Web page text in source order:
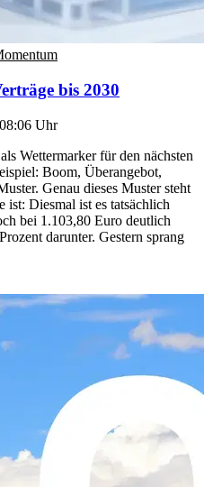
bis 2030
Uhr
Wettermarker für den nächsten
Boom, Überangebot,
Genau dieses Muster steht
ist: Diesmal ist es tatsächlich
bei 1.103,80 Euro deutlich
darunter. Gestern sprang